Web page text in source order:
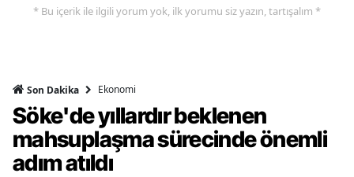
* Bu içerik ile ilgili yorum yok, ilk yorumu siz yazın, tartışalım *
Son Dakika Ekonomi
Söke'de yıllardır beklenen
mahsuplaşma sürecinde önemli
adım atıldı